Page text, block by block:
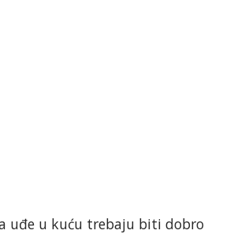
uđe u kuću trebaju biti dobro